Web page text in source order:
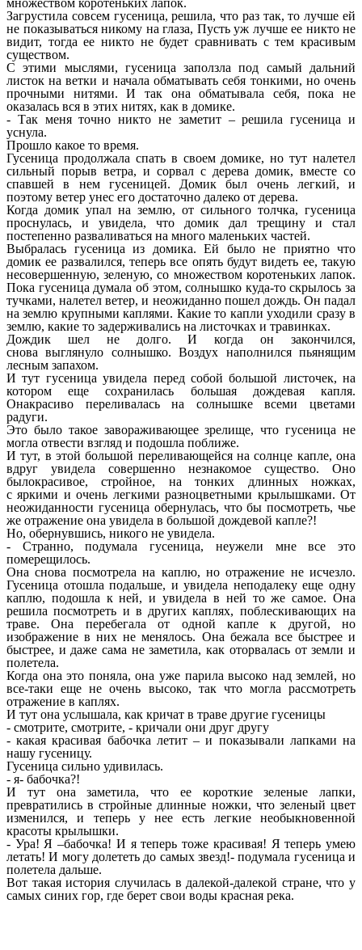
Загрустила совсем гусеница, решила, что раз так, то лучше ей
не показываться никому на глаза, Пусть уж лучше ее никто не
видит, тогда ее никто не будет сравнивать с тем красивым
существом.
С этими мыслями, гусеница заползла под самый дальний
листок на ветки и начала обматывать себя тонкими, но очень
прочными нитями. И так она обматывала себя, пока не
оказалась вся в этих нитях, как в домике.
- Так меня точно никто не заметит – решила гусеница и
уснула.
Прошло какое то время.
Гусеница продолжала спать в своем домике, но тут налетел
сильный порыв ветра, и сорвал с дерева домик, вместе со
спавшей в нем гусеницей. Домик был очень легкий, и
поэтому ветер унес его достаточно далеко от дерева.
Когда домик упал на землю, от сильного толчка, гусеница
проснулась, и увидела, что домик дал трещину и стал
постепенно разваливаться на много маленьких частей.
Выбралась гусеница из домика. Ей было не приятно что
домик ее развалился, теперь все опять будут видеть ее, такую
несовершенную, зеленую, со множеством коротеньких лапок.
Пока гусеница думала об этом, солнышко куда-то скрылось за
тучками, налетел ветер, и неожиданно пошел дождь. Он падал
на землю крупными каплями. Какие то капли уходили сразу в
землю, какие то задерживались на листочках и травинках.
Дождик шел не долго. И когда он закончился,
снова выглянуло солнышко. Воздух наполнился пьянящим
лесным запахом.
И тут гусеница увидела перед собой большой листочек, на
котором еще сохранилась большая дождевая капля.
Онакрасиво переливалась на солнышке всеми цветами
радуги.
Это было такое завораживающее зрелище, что гусеница не
могла отвести взгляд и подошла поближе.
И тут, в этой большой переливающейся на солнце капле, она
вдруг увидела совершенно незнакомое существо. Оно
былокрасивое, стройное, на тонких длинных ножках,
с яркими и очень легкими разноцветными крылышками. От
неожиданности гусеница обернулась, что бы посмотреть, чье
же отражение она увидела в большой дождевой капле?!
Но, обернувшись, никого не увидела.
- Странно, подумала гусеница, неужели мне все это
померещилось.
Она снова посмотрела на каплю, но отражение не исчезло.
Гусеница отошла подальше, и увидела неподалеку еще одну
каплю, подошла к ней, и увидела в ней то же самое. Она
решила посмотреть и в других каплях, поблескивающих на
траве. Она перебегала от одной капле к другой, но
изображение в них не менялось. Она бежала все быстрее и
быстрее, и даже сама не заметила, как оторвалась от земли и
полетела.
Когда она это поняла, она уже парила высоко над землей, но
все-таки еще не очень высоко, так что могла рассмотреть
отражение в каплях.
И тут она услышала, как кричат в траве другие гусеницы
- смотрите, смотрите, - кричали они друг другу
- какая красивая бабочка летит – и показывали лапками на
нашу гусеницу.
Гусеница сильно удивилась.
- я- бабочка?!
И тут она заметила, что ее короткие зеленые лапки,
превратились в стройные длинные ножки, что зеленый цвет
изменился, и теперь у нее есть легкие необыкновенной
красоты крылышки.
- Ура! Я –бабочка! И я теперь тоже красивая! Я теперь умею
летать! И могу долететь до самых звезд!- подумала гусеница и
полетела дальше.
Вот такая история случилась в далекой-далекой стране, что у
самых синих гор, где берет свои воды красная река.